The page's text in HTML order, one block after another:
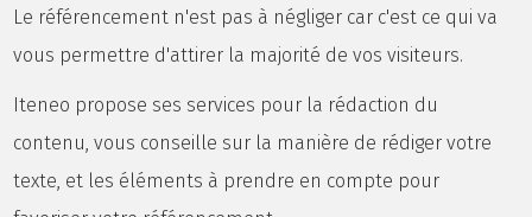
Le référencement n'est pas à négliger car c'est ce qui va
vous permettre d'attirer la majorité de vos visiteurs.
Iteneo propose ses services pour la rédaction du
contenu, vous conseille sur la manière de rédiger votre
texte, et les éléments à prendre en compte pour